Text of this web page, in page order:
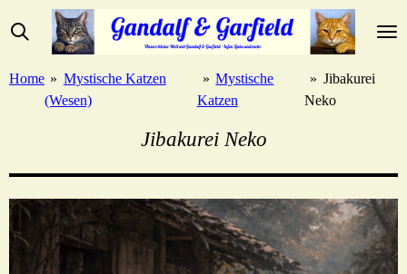
Hauptinhalt
Home » Mystische Katzen
(Wesen)
» Mystische
Katzen
» Jibakurei
Neko
Jibakurei Neko